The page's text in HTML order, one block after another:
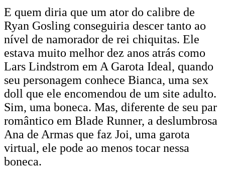
E quem diria que um ator do calibre de
Ryan Gosling conseguiria descer tanto ao
nível de namorador de rei chiquitas. Ele
estava muito melhor dez anos atrás como
Lars Lindstrom em A Garota Ideal, quando
seu personagem conhece Bianca, uma sex
doll que ele encomendou de um site adulto.
Sim, uma boneca. Mas, diferente de seu par
romântico em Blade Runner, a deslumbrosa
Ana de Armas que faz Joi, uma garota
virtual, ele pode ao menos tocar nessa
boneca.